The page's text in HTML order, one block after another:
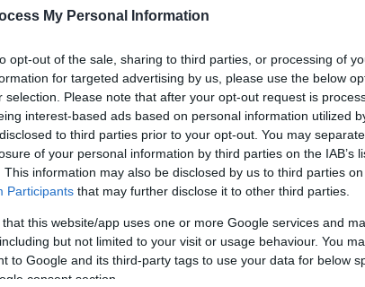
My Personal Information
opt-out of the sale, sharing to third parties, or processing of
for targeted advertising by us, please use the below
selection. Please note that after your opt-out request is
interest-based ads based on personal information utilized
to third parties prior to your opt-out. You may
of your personal information by third parties on the IAB’s
This information may also be disclosed by us to third parties
Participants that may further disclose it to other third parties.
that this website/app uses one or more Google services and
but not limited to your visit or usage behaviour. You
to Google and its third-party tags to use your data for below
consent section.